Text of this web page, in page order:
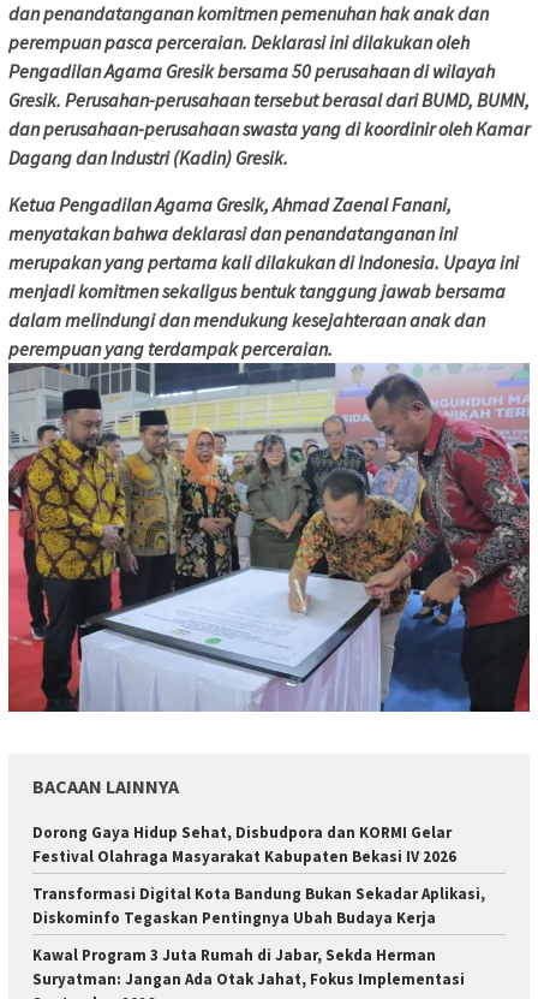
dan penandatanganan komitmen pemenuhan hak anak dan
perempuan pasca perceraian. Deklarasi ini dilakukan oleh
Pengadilan Agama Gresik bersama 50 perusahaan di wilayah
Gresik. Perusahan-perusahaan tersebut berasal dari BUMD, BUMN,
dan perusahaan-perusahaan swasta yang di koordinir oleh Kamar
Dagang dan Industri (Kadin) Gresik.
Ketua Pengadilan Agama Gresik, Ahmad Zaenal Fanani,
menyatakan bahwa deklarasi dan penandatanganan ini
merupakan yang pertama kali dilakukan di Indonesia. Upaya ini
menjadi komitmen sekaligus bentuk tanggung jawab bersama
dalam melindungi dan mendukung kesejahteraan anak dan
perempuan yang terdampak perceraian.
BACAAN LAINNYA
Dorong Gaya Hidup Sehat, Disbudpora dan KORMI Gelar
Festival Olahraga Masyarakat Kabupaten Bekasi IV 2026
Transformasi Digital Kota Bandung Bukan Sekadar Aplikasi,
Diskominfo Tegaskan Pentingnya Ubah Budaya Kerja
Kawal Program 3 Juta Rumah di Jabar, Sekda Herman
Suryatman: Jangan Ada Otak Jahat, Fokus Implementasi